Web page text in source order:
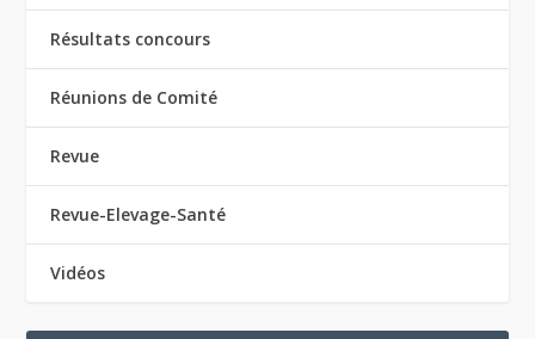
Résultats concours
Réunions de Comité
Revue
Revue-Elevage-Santé
Vidéos